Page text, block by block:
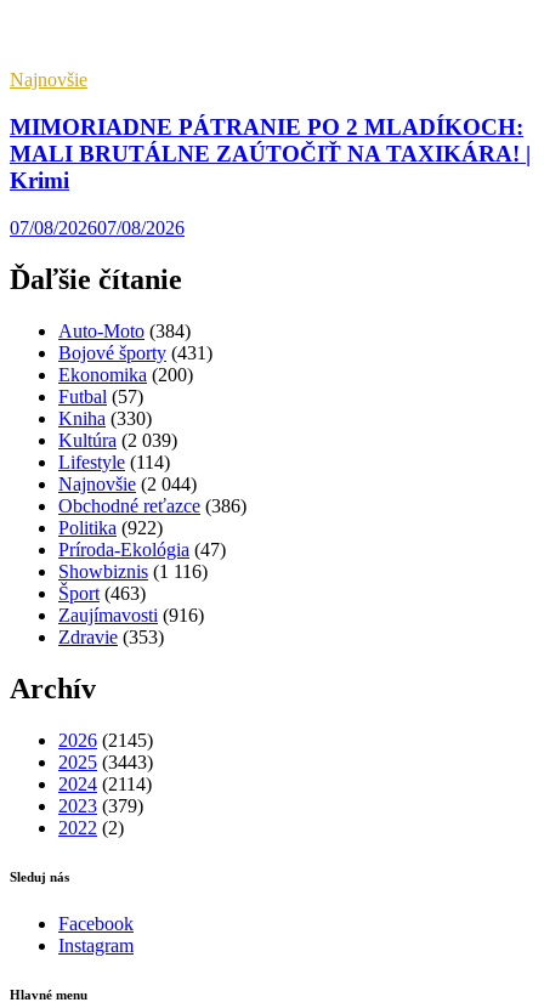
Najnovšie
MIMORIADNE PÁTRANIE PO 2 MLADÍKOCH:
MALI BRUTÁLNE ZAÚTOČIŤ NA TAXIKÁRA! |
Krimi
07/08/202607/08/2026
Ďaľšie čítanie
Auto-Moto (384)
Bojové športy (431)
Ekonomika (200)
Futbal (57)
Kniha (330)
Kultúra (2 039)
Lifestyle (114)
Najnovšie (2 044)
Obchodné reťazce (386)
Politika (922)
Príroda-Ekológia (47)
Showbiznis (1 116)
Šport (463)
Zaujímavosti (916)
Zdravie (353)
Archív
2026 (2145)
2025 (3443)
2024 (2114)
2023 (379)
2022 (2)
Sleduj nás
Facebook
Instagram
Hlavné menu